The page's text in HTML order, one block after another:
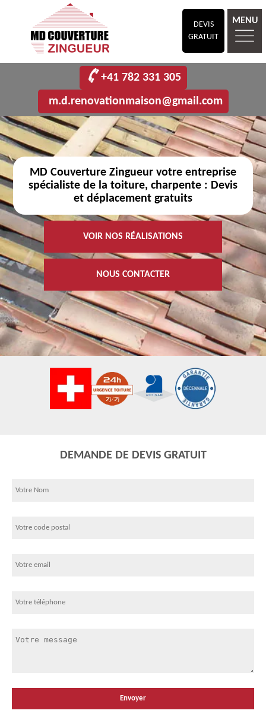
DEVIS
GRATUIT
MENU
+41 782 331 305
m.d.renovationmaison@gmail.com
MD Couverture Zingueur votre entreprise
spécialiste de la toiture, charpente : Devis
et déplacement gratuits
VOIR NOS RÉALISATIONS
NOUS CONTACTER
DEMANDE DE DEVIS GRATUIT